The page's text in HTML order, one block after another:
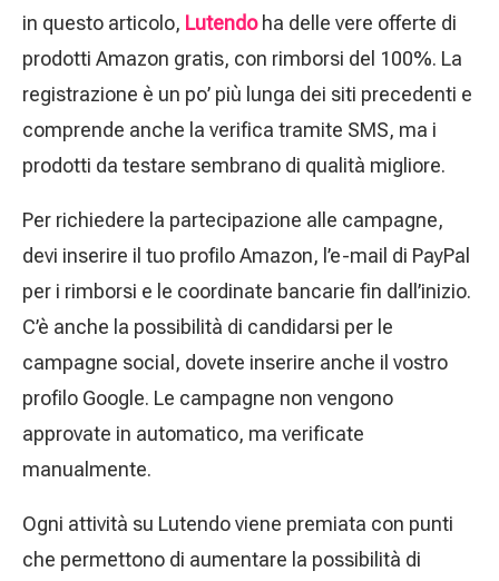
in questo articolo, Lutendoha delle vere offerte di
prodotti Amazon gratis, con rimborsi del 100%. La
registrazione è un po’ più lunga dei siti precedenti e
comprende anche la verifica tramite SMS, ma i
prodotti da testare sembrano di qualità migliore.
Per richiedere la partecipazione alle campagne,
devi inserire il tuo profilo Amazon, l’e-mail di PayPal
per i rimborsi e le coordinate bancarie fin dall’inizio.
C’è anche la possibilità di candidarsi per le
campagne social, dovete inserire anche il vostro
profilo Google. Le campagne non vengono
approvate in automatico, ma verificate
manualmente.
Ogni attività su Lutendo viene premiata con punti
che permettono di aumentare la possibilità di